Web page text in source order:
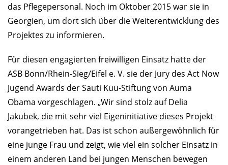
das Pflegepersonal. Noch im Oktober 2015 war sie in
Georgien, um dort sich über die Weiterentwicklung des
Projektes zu informieren.
Für diesen engagierten freiwilligen Einsatz hatte der
ASB Bonn/Rhein-Sieg/Eifel e. V. sie der Jury des Act Now
Jugend Awards der Sauti Kuu-Stiftung von Auma
Obama vorgeschlagen. „Wir sind stolz auf Delia
Jakubek, die mit sehr viel Eigeninitiative dieses Projekt
vorangetrieben hat. Das ist schon außergewöhnlich für
eine junge Frau und zeigt, wie viel ein solcher Einsatz in
einem anderen Land bei jungen Menschen bewegen